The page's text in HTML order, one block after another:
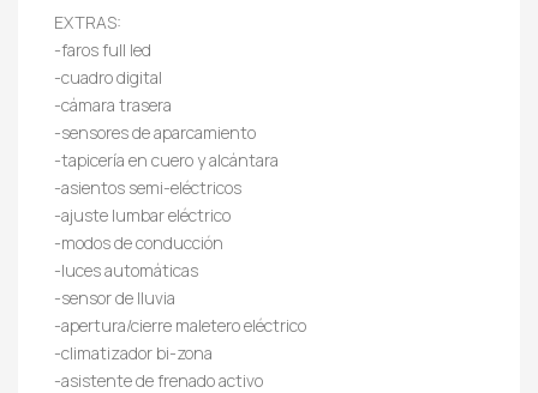
EXTRAS:
-faros full led
-cuadro digital
-cámara trasera
-sensores de aparcamiento
-tapicería en cuero y alcántara
-asientos semi-eléctricos
-ajuste lumbar eléctrico
-modos de conducción
-luces automáticas
-sensor de lluvia
-apertura/cierre maletero eléctrico
-climatizador bi-zona
-asistente de frenado activo